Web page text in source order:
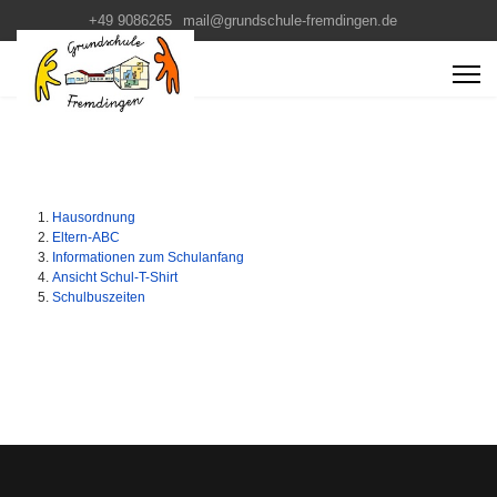
+49 9086265 mail@grundschule-fremdingen.de
Hausordnung
Eltern-ABC
Informationen zum Schulanfang
Ansicht Schul-T-Shirt
Schulbuszeiten